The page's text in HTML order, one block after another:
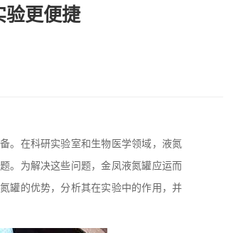
验更便捷
在科研实验室和生物医学领域，液氮
。为解决这些问题，金凤液氮罐应运而
罐的优势，分析其在实验中的作用，并